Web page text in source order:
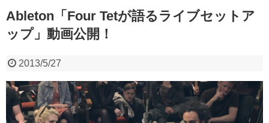
Ableton「Four Tetが語るライブセットア
ップ」動画公開！
2013/5/27